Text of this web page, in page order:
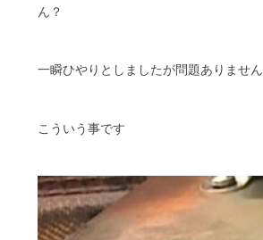
ん？
一瞬ひやりとしましたが問題ありません
こういう事です